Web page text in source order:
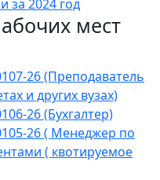
за 2024 год
мест
26 (Преподаватель
и других вузах)
26 (Бухгалтер)
26 ( Менеджер по
( квотируемое